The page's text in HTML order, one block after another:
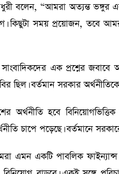
বলেন, “আমরা অত্যন্ত ভঙ্গুর
কিছুটা সময় প্রয়োজন, তবে
সাংবাদিকদের এক প্রশ্নের
ছিল। বর্তমান সরকার
অর্থনীতি হবে
চাপে পড়েছে। বর্তমানে
এমন একটি পাবলিক ফাইন্যান্স